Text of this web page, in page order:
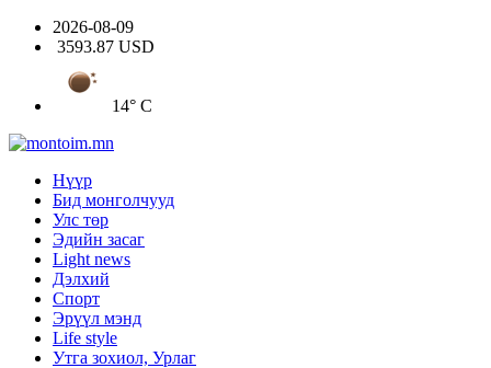
2026-08-09
3593.87 USD
14° C
Нүүр
Бид монголчууд
Улс төр
Эдийн засаг
Light news
Дэлхий
Спорт
Эрүүл мэнд
Life style
Утга зохиол, Урлаг